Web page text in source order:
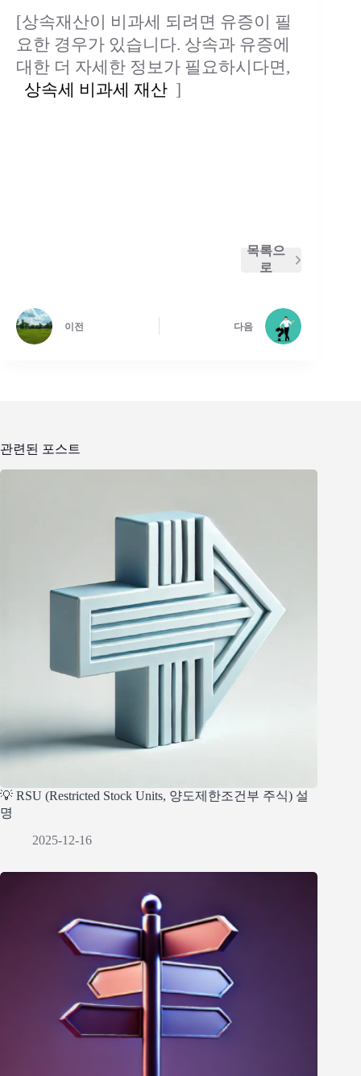
[상속재산이 비과세 되려면 유증이 필
요한 경우가 있습니다. 상속과 유증에
대한 더 자세한 정보가 필요하시다면,
상속세 비과세 재산 ]
목록으
로
이전 다음
관련된 포스트
💡 RSU (Restricted Stock Units, 양도제한조건부 주식) 설
명
2025-12-16